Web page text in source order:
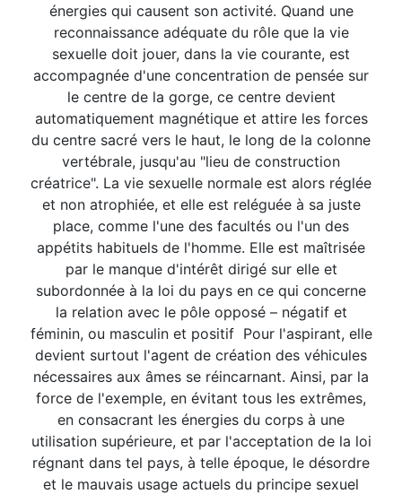
énergies qui causent son activité. Quand une
reconnaissance adéquate du rôle que la vie
sexuelle doit jouer, dans la vie courante, est
accompagnée d'une concentration de pensée sur
le centre de la gorge, ce centre devient
automatiquement magnétique et attire les forces
du centre sacré vers le haut, le long de la colonne
vertébrale, jusqu'au "lieu de construction
créatrice". La vie sexuelle normale est alors réglée
et non atrophiée, et elle est reléguée à sa juste
place, comme l'une des facultés ou l'un des
appétits habituels de l'homme. Elle est maîtrisée
par le manque d'intérêt dirigé sur elle et
subordonnée à la loi du pays en ce qui concerne
la relation avec le pôle opposé – négatif et
féminin, ou masculin et positif Pour l'aspirant, elle
devient surtout l'agent de création des véhicules
nécessaires aux âmes se réincarnant. Ainsi, par la
force de l'exemple, en évitant tous les extrêmes,
en consacrant les énergies du corps à une
utilisation supérieure, et par l'acceptation de la loi
régnant dans tel pays, à telle époque, le désordre
et le mauvais usage actuels du principe sexuel